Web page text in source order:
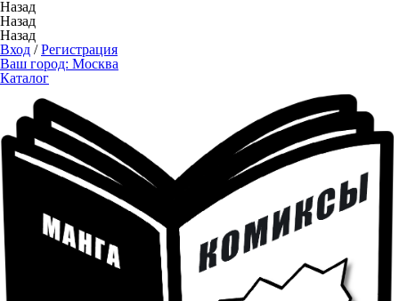
Назад
Назад
Назад
Вход /Регистрация
Ваш город: Москва
Каталог